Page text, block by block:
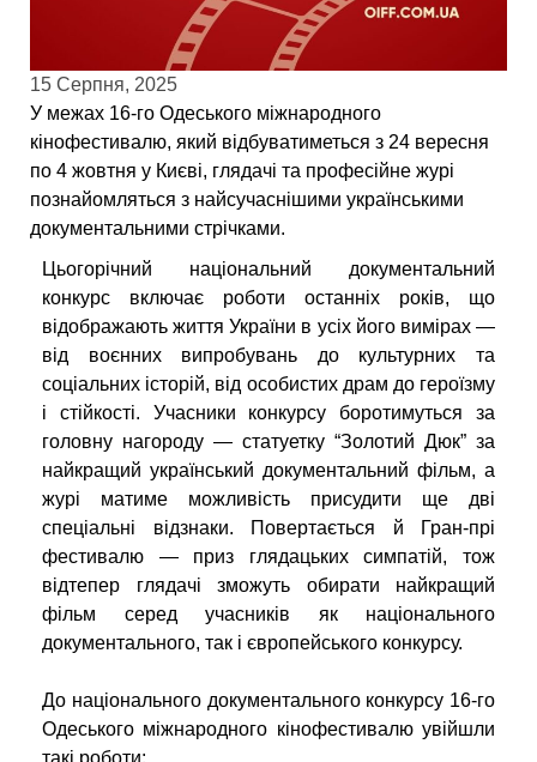
15 Серпня, 2025
У межах 16-го Одеського міжнародного
кінофестивалю, який відбуватиметься з 24 вересня
по 4 жовтня у Києві, глядачі та професійне журі
познайомляться з найсучаснішими українськими
документальними стрічками.
Цьогорічний національний документальний
конкурс включає роботи останніх років, що
відображають життя України в усіх його вимірах —
від воєнних випробувань до культурних та
соціальних історій, від особистих драм до героїзму
і стійкості. Учасники конкурсу боротимуться за
головну нагороду — статуетку “Золотий Дюк” за
найкращий український документальний фільм, а
журі матиме можливість присудити ще дві
спеціальні відзнаки. Повертається й Гран-прі
фестивалю — приз глядацьких симпатій, тож
відтепер глядачі зможуть обирати найкращий
фільм серед учасників як національного
документального, так і європейського конкурсу.
До національного документального конкурсу 16-го
Одеського міжнародного кінофестивалю увійшли
такі роботи: